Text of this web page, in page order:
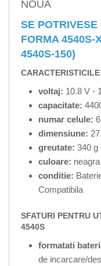
NOUA
SE
FORMA 4540S-
4540S-150)
voltaj: 10.8 V -
capacitate:
numar celule:
dimensiune:
greutate: 340 g
culoare: neagra
conditie:
Compatibila
SFATURI PENTRU
4540S
formatati
de incarcare/